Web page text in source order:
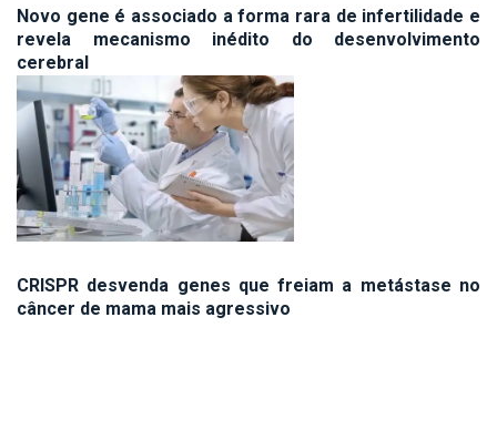
Novo gene é associado a forma rara de infertilidade e
revela mecanismo inédito do desenvolvimento
cerebral
CRISPR desvenda genes que freiam a metástase no
câncer de mama mais agressivo